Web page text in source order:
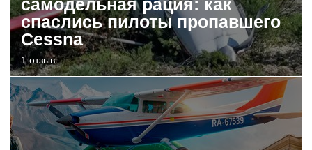
спаслись пилоты пропавшего
Cessna
1 отзыв